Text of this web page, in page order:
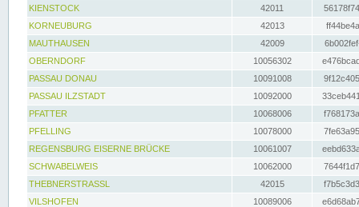
KIENSTOCK
42011
KORNEUBURG
42013
MAUTHAUSEN
42009
OBERNDORF
10056302
PASSAU DONAU
10091008
PASSAU ILZSTADT
10092000
PFATTER
10068006
PFELLING
10078000
REGENSBURG EISERNE BRÜCKE
10061007
SCHWABELWEIS
10062000
THEBNERSTRASSL
42015
VILSHOFEN
10089006